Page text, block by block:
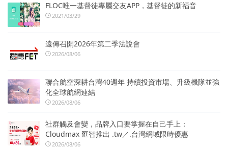
FLOC唯一基督徒專屬交友APP，基督徒的新福音
2021/03/29
遠傳召開2026年第二季法說會
2026/08/06
聯合航空深耕台灣40週年 持續投資市場、升級機隊並強
化全球航網連結
2026/08/06
社群觸及會變，品牌入口要掌握在自己手上：
Cloudmax 匯智推出 .tw／.台灣網域限時優惠
2026/08/06